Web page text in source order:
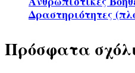
Δραστηριότητες
Πρόσφατα